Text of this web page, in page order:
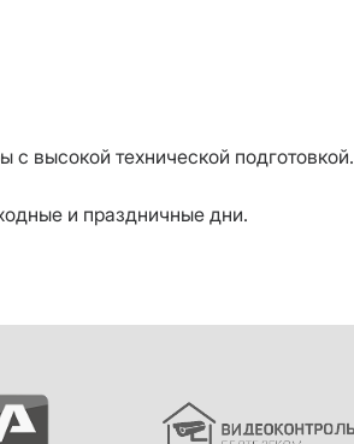
высокой технической подготовкой.
и праздничные дни.